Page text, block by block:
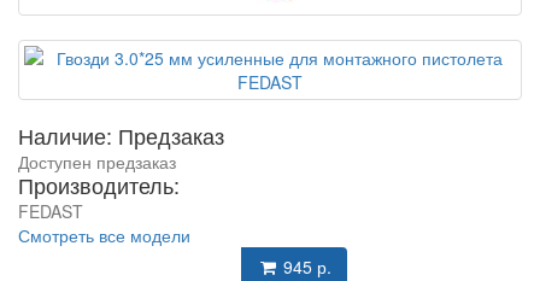
Наличие: Предзаказ
Доступен предзаказ
Производитель:
FEDAST
Смотреть все модели
945 р.